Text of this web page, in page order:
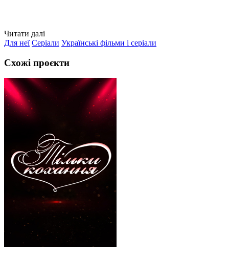
Читати далі
Для неї Серіали Українські фільми і серіали
Схожі проєкти